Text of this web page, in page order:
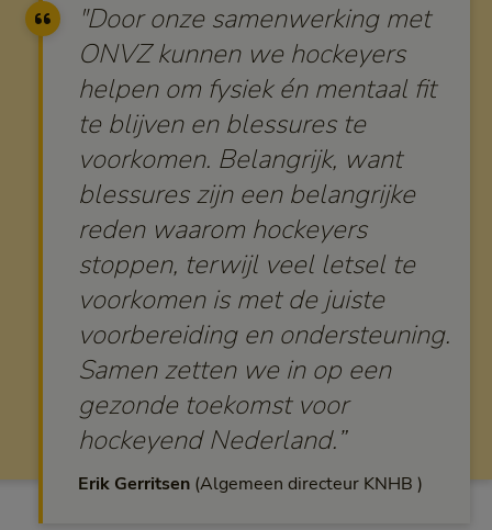
"Door onze samenwerking met
ONVZ kunnen we hockeyers
helpen om fysiek én mentaal fit
te blijven en blessures te
voorkomen. Belangrijk, want
blessures zijn een belangrijke
reden waarom hockeyers
stoppen, terwijl veel letsel te
voorkomen is met de juiste
voorbereiding en ondersteuning.
Samen zetten we in op een
gezonde toekomst voor
hockeyend Nederland.”
Erik Gerritsen Algemeen directeur KNHB